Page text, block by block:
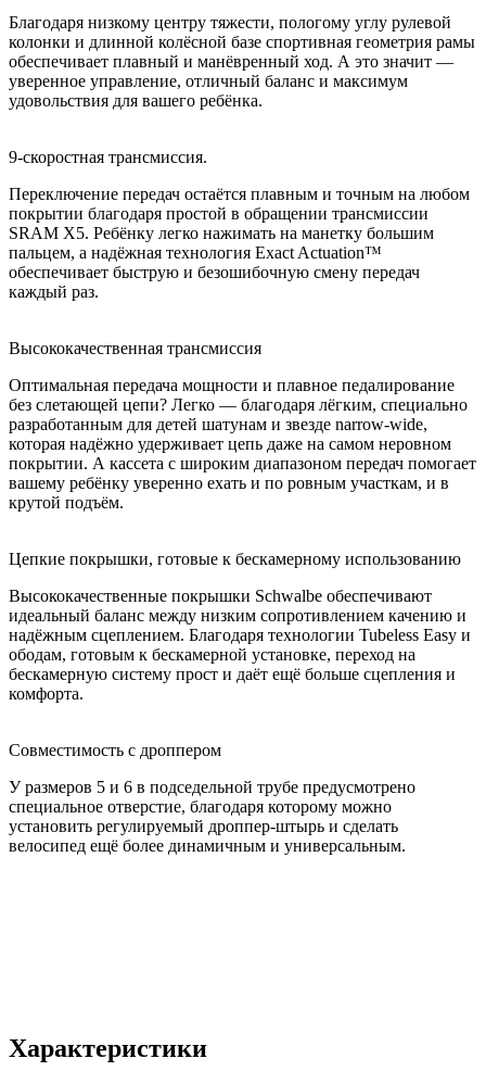
Благодаря низкому центру тяжести, пологому углу рулевой
колонки и длинной колёсной базе спортивная геометрия рамы
обеспечивает плавный и манёвренный ход. А это значит —
уверенное управление, отличный баланс и максимум
удовольствия для вашего ребёнка.
9‑скоростная трансмиссия.
Переключение передач остаётся плавным и точным на любом
покрытии благодаря простой в обращении трансмиссии
SRAM X5. Ребёнку легко нажимать на манетку большим
пальцем, а надёжная технология Exact Actuation™
обеспечивает быструю и безошибочную смену передач
каждый раз.
Высококачественная трансмиссия
Оптимальная передача мощности и плавное педалирование
без слетающей цепи? Легко — благодаря лёгким, специально
разработанным для детей шатунам и звезде narrow-wide,
которая надёжно удерживает цепь даже на самом неровном
покрытии. А кассета с широким диапазоном передач помогает
вашему ребёнку уверенно ехать и по ровным участкам, и в
крутой подъём.
Цепкие покрышки, готовые к бескамерному использованию
Высококачественные покрышки Schwalbe обеспечивают
идеальный баланс между низким сопротивлением качению и
надёжным сцеплением. Благодаря технологии Tubeless Easy и
ободам, готовым к бескамерной установке, переход на
бескамерную систему прост и даёт ещё больше сцепления и
комфорта.
Совместимость с дроппером
У размеров 5 и 6 в подседельной трубе предусмотрено
специальное отверстие, благодаря которому можно
установить регулируемый дроппер-штырь и сделать
велосипед ещё более динамичным и универсальным.
Характеристики